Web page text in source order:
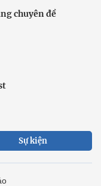
chuyên đề
Sự kiện